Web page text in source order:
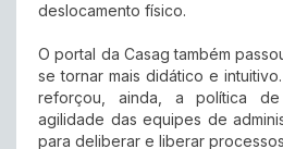
deslocamento físico.
O portal da Casag também
se tornar mais didático e
reforçou, ainda, a política
agilidade das equipes de
para deliberar e liberar